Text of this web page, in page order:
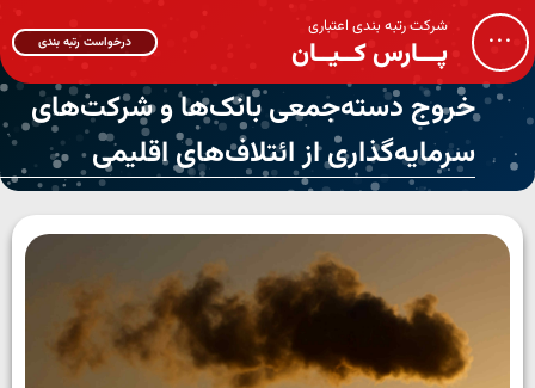
... شرکت رتبه بندی اعتباری
پـــارس کــیــان درخواست رتبه بندی
خروج دسته‌جمعی بانک‌ها و شرکت‌های
سرمایه‌گذاری از ائتلاف‌های اقلیمی